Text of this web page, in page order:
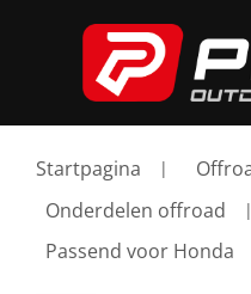
Startpagina
Onderdelen offroad
Passend voor Honda